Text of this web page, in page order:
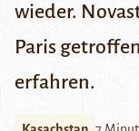
wieder.
Paris
erfahren.